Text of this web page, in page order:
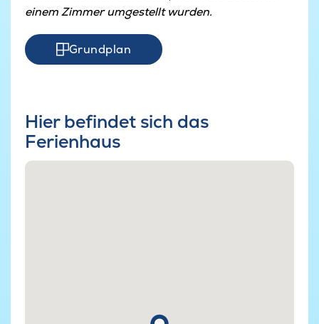
einem Zimmer umgestellt wurden.
Grundplan
Hier befindet sich das
Ferienhaus